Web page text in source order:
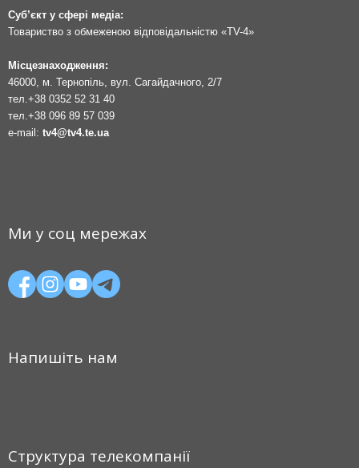
Суб’єкт у сфері медіа:
Товариство з обмеженою відповідальністю «TV-4»
Місцезнаходження:
46000, м. Тернопіль, вул. Сагайдачного, 2/7
тел.+38 0352 52 31 40
тел.+38 096 89 57 039
e-mail: tv4@tv4.te.ua
Ми у соц мережах
Напишіть нам
Структура телекомпанії